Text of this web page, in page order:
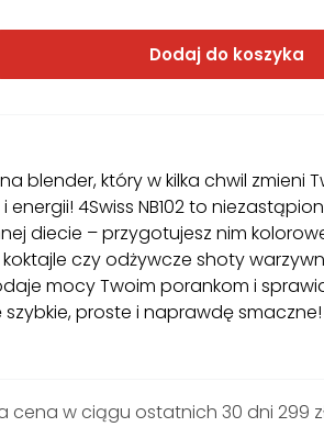
Dodaj do koszyka
blender, który w kilka chwil zmieni
energii! 4Swiss NB102 to
diecie – przygotujesz nim
czy odżywcze shoty
mocy Twoim porankom i
szybkie, proste i naprawdę smaczne!
cena w ciągu ostatnich 30 dni 299